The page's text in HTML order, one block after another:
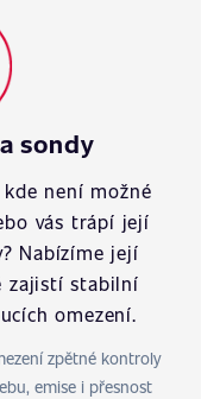
sondy
není možné
vás trápí její
Nabízíme její
zajistí stabilní
omezení.
zpětné kontroly
emise i přesnost